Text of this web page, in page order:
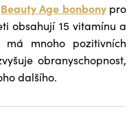
Beauty Age bonbonypro
obsahují 15 vitamínu a
má mnoho pozitivních
obranyschopnost,
dalšího.